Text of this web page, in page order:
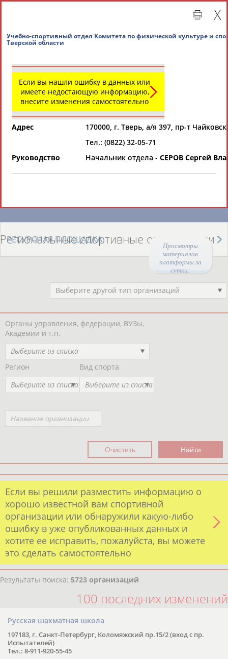
Просмотры
материалов
платформы за
сутки:
Региональные спортивные организации
ТАБЛО АКТИВНОСТИ
РЕСУРСНАЯ ПЛОЩАДКА
Региональные спортивные организации
Выберите другой тип организаций
Органы управления, федерации, ВУЗы,
Академии и т.п.
Выберите из списка
Регион
Выберите из списка
Вид спорта
Выберите из списка
Если вы решили разместить информацию о
хорошо известной вам спортивной
организации или обнаружили какую-либо
ошибку в уже опубликованных данных и
хотите ее исправить, пожалуйста, вы можете
это сделать самостоятельно
Результаты поиска: 5723 организаций
100 последних изменений
Русская шахматная школа
197183, г. Санкт-Петербург, Коломяжский пр.15/2 (вход с пр.
Испытателей)
Тел.: 8-911-920-55-45
Учебно-спортивный отдел Комитета по
Если вы нашли ошибку в данных или
имеете недостающую информацию,
внесите изменения самостоятельно
Адрес
170000, г. Тверь, а/я 397, пр-т
Тел.: (0822) 32-05-71
Руководство
Начальник отдела - СЕРОВ Сергей